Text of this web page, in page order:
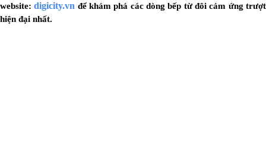
website:digicity.vn để khám phá các dòng bếp từ đôi cảm ứng trượt
hiện đại nhất.